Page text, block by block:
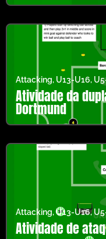
Attacking, U13-U16,
Atividade da
Dortmund
Attacking,U13-U16,
Atividade de